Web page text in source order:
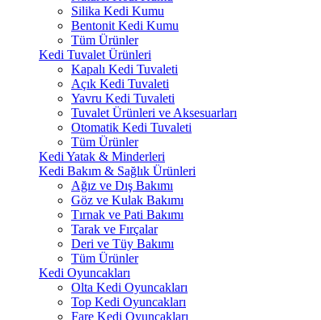
Silika Kedi Kumu
Bentonit Kedi Kumu
Tüm Ürünler
Kedi Tuvalet Ürünleri
Kapalı Kedi Tuvaleti
Açık Kedi Tuvaleti
Yavru Kedi Tuvaleti
Tuvalet Ürünleri ve Aksesuarları
Otomatik Kedi Tuvaleti
Tüm Ürünler
Kedi Yatak & Minderleri
Kedi Bakım & Sağlık Ürünleri
Ağız ve Dış Bakımı
Göz ve Kulak Bakımı
Tırnak ve Pati Bakımı
Tarak ve Fırçalar
Deri ve Tüy Bakımı
Tüm Ürünler
Kedi Oyuncakları
Olta Kedi Oyuncakları
Top Kedi Oyuncakları
Fare Kedi Oyuncakları